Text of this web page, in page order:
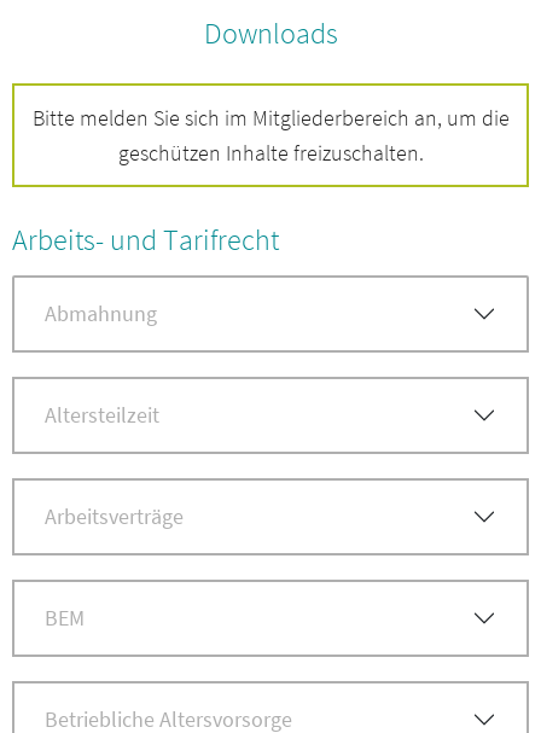
Downloads
Bitte melden Sie sich im Mitgliederbereich an, um die
geschützen Inhalte freizuschalten.
Arbeits- und Tarifrecht
Abmahnung
Altersteilzeit
Arbeitsverträge
BEM
Betriebliche Altersvorsorge